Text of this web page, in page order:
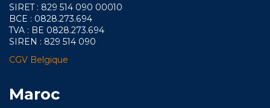
SIRET : 829 514 090 00010
BCE : 0828.273.694
TVA : BE 0828.273.694
SIREN : 829 514 090
CGV Belgique
Maroc